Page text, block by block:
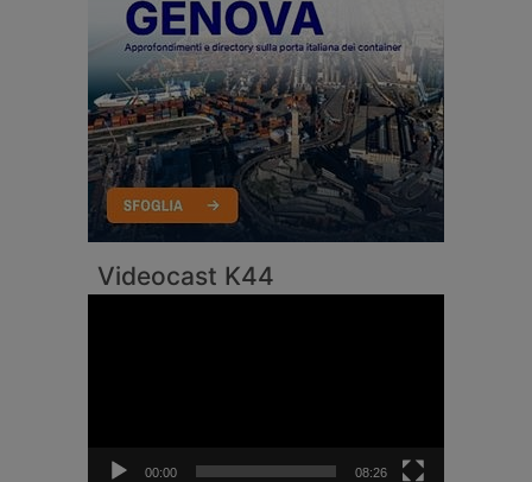
Videocast K44
00:00 08:26